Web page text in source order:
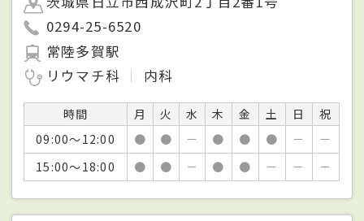
0294-25-6520
常陸多賀駅
リウマチ科
内科
時間 月 火 水 木 金 土 日
祝
09:00～12:00
● ● － ● ● ● －
－
15:00～18:00
● ● － ● ● － － －